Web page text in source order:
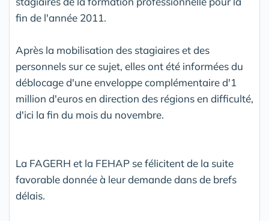
fin de l'année 2011.
Après la mobilisation des stagiaires et des
personnels sur ce sujet, elles ont été informées du
déblocage d'une enveloppe complémentaire d'1
million d'euros en direction des régions en difficulté,
d'ici la fin du mois du novembre.
La FAGERH et la FEHAP se félicitent de la suite
favorable donnée à leur demande dans de brefs
délais.